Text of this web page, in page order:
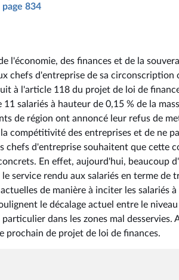
834
l'économie, des finances et de la
chefs d'entreprise de sa circonscription
à l'article 118 du projet de loi de
salariés à hauteur de 0,15 % de la
de région ont annoncé leur refus de
compétitivité des entreprises et de ne
chefs d'entreprise souhaitent que cette
En effet, aujourd'hui, beaucoup
service rendu aux salariés en terme de
de manière à inciter les salariés à
le décalage actuel entre le
dans les zones mal desservies.
prochain de projet de loi de finances.